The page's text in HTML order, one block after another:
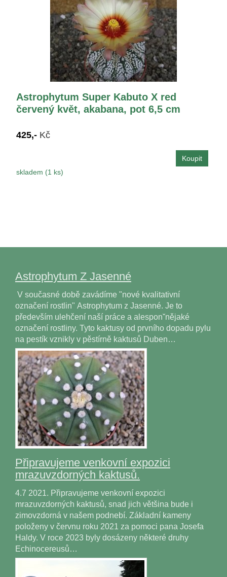
Astrophytum Super Kabuto X red
červený květ, akabana, pot 6,5 cm
425,- Kč
skladem (1 ks)
Astrophytum Z Jasenné
V současné době zavádíme "nové kvalitativní
označení rostlin" Astrophytum z Jasenné. Je to
především ulehčení naší práce a alesponˇnějaké
označení rostliny. Tyto kaktusy od prvního dopadu pylu
na pestík vznikly v pěstírně kaktusů Duben…
Připravujeme venkovní expozici
mrazuvzdorných kaktusů.
4.7 2021. Připravujeme venkovní expozici
mrazuvzdorných kaktusů, snad jich většina bude i
zimovzdorná v našem podnebí. Základní kameny
položeny v červnu roku 2021 za pomoci pana Josefa
Haldy. V roce 2023 byly dosázeny některé druhy
Echinocereusů…